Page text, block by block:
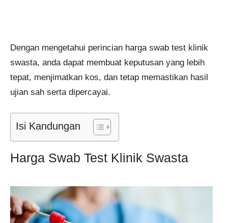
Dengan mengetahui perincian harga swab test klinik
swasta, anda dapat membuat keputusan yang lebih
tepat, menjimatkan kos, dan tetap memastikan hasil
ujian sah serta dipercayai.
Isi Kandungan
Harga Swab Test Klinik Swasta